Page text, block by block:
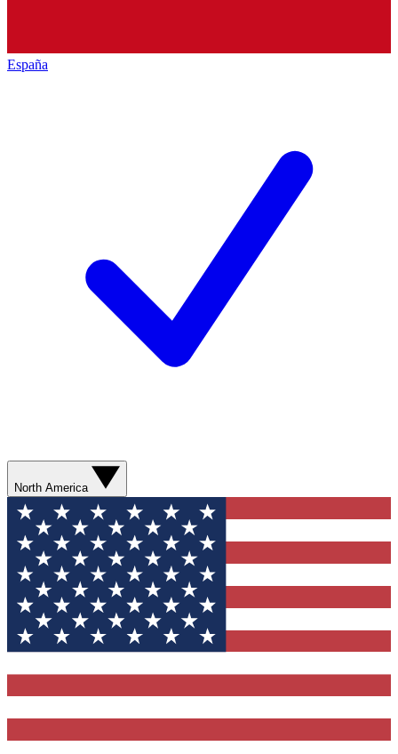
España
North America